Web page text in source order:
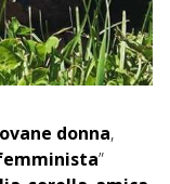
donna,
”